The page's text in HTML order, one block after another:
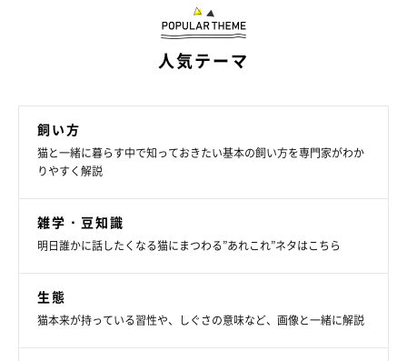
猫は、毛糸やリボンなどヒモ状のものが大好き。ヒモ状のものを
誤食すると、消化管内でヒモの片端が引っかかり、ピンと張った
状態になって、腸が切れたりたぐりよせられたりして、組織が壊
人気テーマ
飼い方
猫と一緒に暮らす中で知っておきたい基本の飼い方を専門家がわか
りやすく解説
雑学・豆知識
明日誰かに話したくなる猫にまつわる”あれこれ”ネタはこちら
生態
猫本来が持っている習性や、しぐさの意味など、画像と一緒に解説